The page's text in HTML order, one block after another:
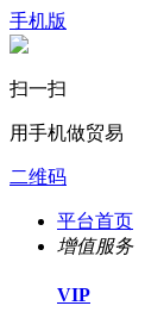
手机版
扫一扫
用手机做贸易
二维码
平台首页
增值服务
VIP